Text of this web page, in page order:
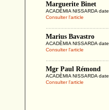
Marguerite Binet
ACADÈMIA NISSARDA
Consulter l'article
Marius Bavastro
ACADÈMIA NISSARDA
Consulter l'article
Mgr Paul Rémond
ACADÈMIA NISSARDA
Consulter l'article